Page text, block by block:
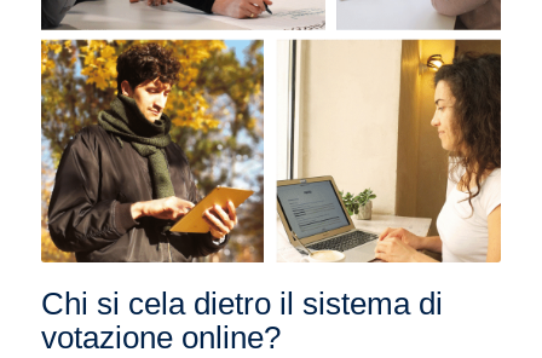
Chi si cela dietro il sistema di
votazione online?